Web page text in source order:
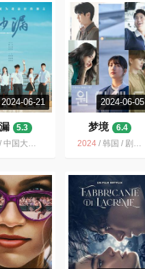
2024-06-21
5.3
中国大陆 / 爱情
2024-06-05
梦境
6.4
2024/ 韩国 / 剧情 爱情 科幻